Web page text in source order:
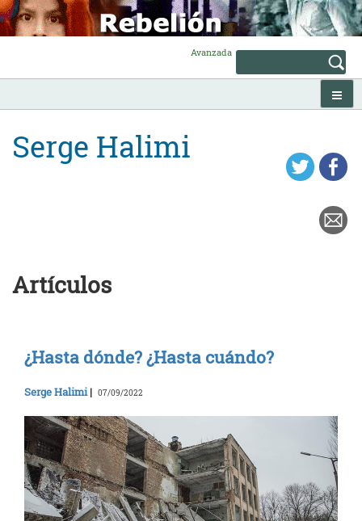
Skip
to
content
Avanzada
Serge Halimi
Artículos
¿Hasta dónde? ¿Hasta cuándo?
Serge Halimi| 07/09/2022